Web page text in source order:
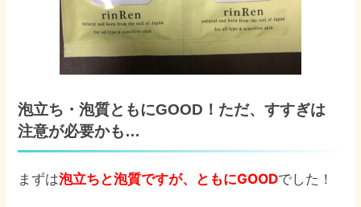
泡立ち・泡質ともにGOOD！ただ、すすぎは
注意が必要かも…
まずは泡立ちと泡質ですが、ともにGOODでした！